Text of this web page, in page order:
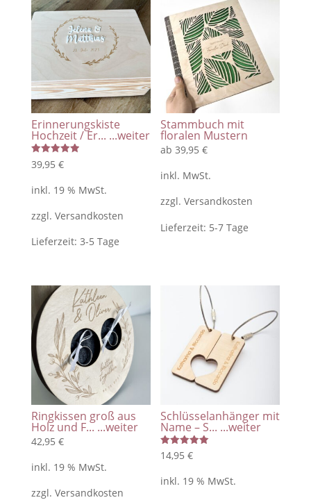
/
Kranz
Holz
Menge
Erinnerungskiste
Hochzeit / Er... ...weiter
Bewertet
mit
von 5
39,95 €
inkl. 19 % MwSt.
zzgl. Versandkosten
Lieferzeit: 3-5 Tage
Stammbuch mit
floralen Mustern
ab39,95€
inkl. MwSt.
zzgl.Versandkosten
Lieferzeit: 5-7 Tage
Ringkissen groß aus
Holz und F......weiter
42,95 €
inkl. 19 % MwSt.
zzgl. Versandkosten
Schlüsselanhänger mit
Name – S... ...weiter
Bewertet
mit
von 5
14,95€
inkl. 19 % MwSt.